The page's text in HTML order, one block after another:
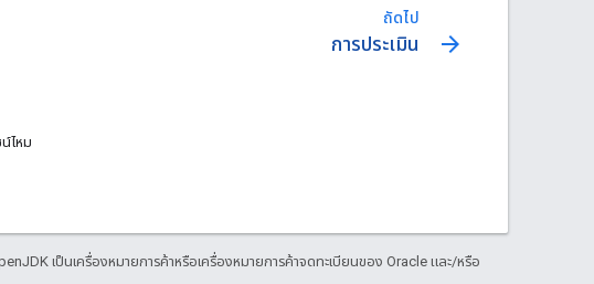
ถัดไป
การประเมิน arrow_forward
ไหม
เป็นเครื่องหมายการค้าหรือเครื่องหมายการค้าจดทะเบียนของ Oracle และ/หรือ